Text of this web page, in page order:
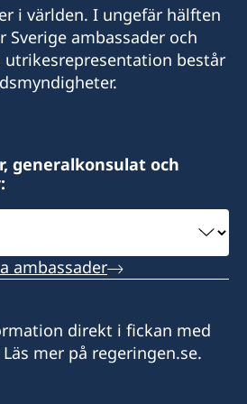
i världen. I ungefär hälften
Sverige ambassader och
utrikesrepresentation består
generalkonsulat och
ambassader
direkt i fickan med
mer på regeringen.se.